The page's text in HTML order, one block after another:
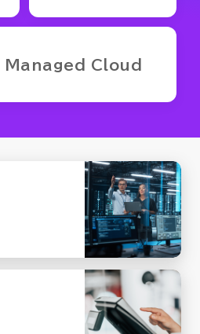
Managed Cloud